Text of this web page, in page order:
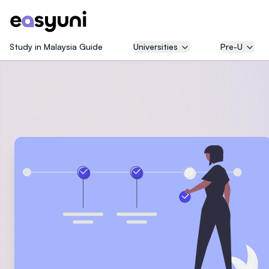
Study in Malaysia Guide Universities Pre-U